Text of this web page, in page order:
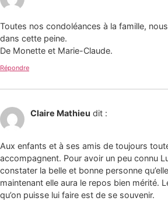
Toutes nos condoléances à la famille,
dans cette peine.
De Monette et Marie-Claude.
Répondre
Claire Mathieu dit :
Aux enfants et à ses amis de toujours
accompagnent. Pour avoir un peu connu
constater la belle et bonne personne
maintenant elle aura le repos bien mérité.
qu’on puisse lui faire est de se souvenir.